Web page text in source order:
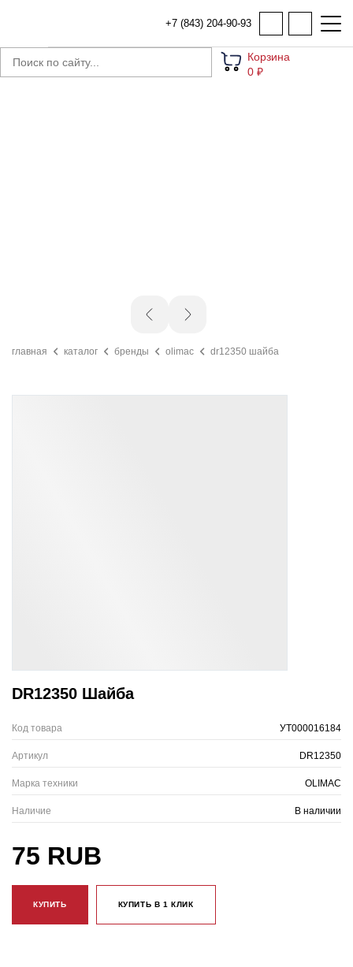
+7 (843) 204-90-93
Корзина
0 ₽
главная каталог бренды olimac dr12350 шайба
DR12350 Шайба
Код товара УТ000016184
Артикул DR12350
Марка техники OLIMAC
Наличие В наличии
75 RUB
КУПИТЬ КУПИТЬ В 1 КЛИК